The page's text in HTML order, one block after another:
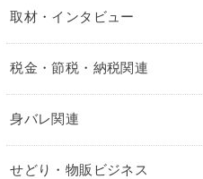
取材・インタビュー
税金・節税・納税関連
身バレ関連
せどり・物販ビジネス